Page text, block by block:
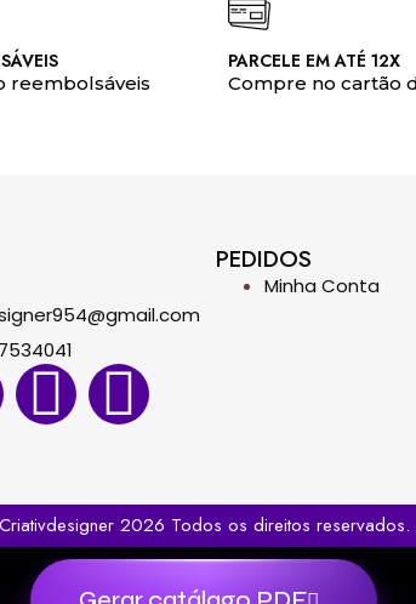
reembolsáveis
PARCELE EM ATÉ 12X
Compre no cartão
PEDIDOS
Minha Conta
Criativdesigner 2026 Todos os direitos reservados.